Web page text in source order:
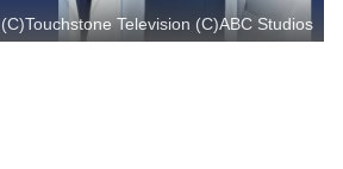
(C)Touchstone Television (C)ABC Studios